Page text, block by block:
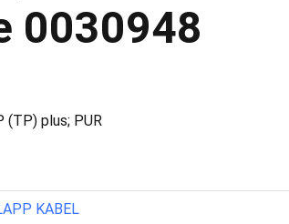
0030948
(TP) plus; PUR
KABEL